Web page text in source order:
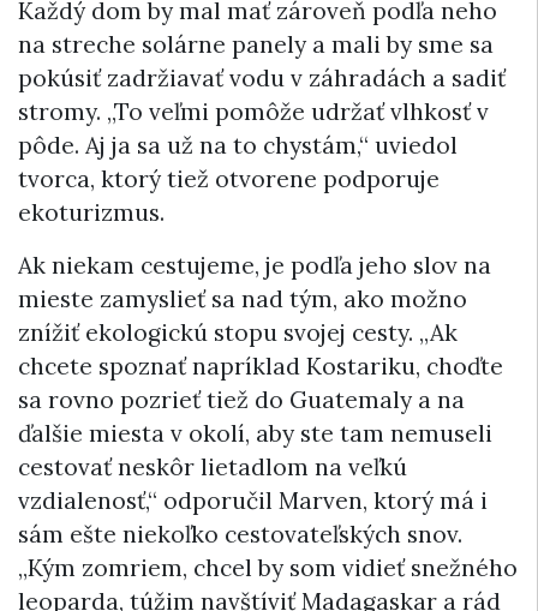
Každý dom by mal mať zároveň podľa neho
na streche solárne panely a mali by sme sa
pokúsiť zadržiavať vodu v záhradách a sadiť
stromy. „To veľmi pomôže udržať vlhkosť v
pôde. Aj ja sa už na to chystám,“ uviedol
tvorca, ktorý tiež otvorene podporuje
ekoturizmus.
Ak niekam cestujeme, je podľa jeho slov na
mieste zamyslieť sa nad tým, ako možno
znížiť ekologickú stopu svojej cesty. „Ak
chcete spoznať napríklad Kostariku, choďte
sa rovno pozrieť tiež do Guatemaly a na
ďalšie miesta v okolí, aby ste tam nemuseli
cestovať neskôr lietadlom na veľkú
vzdialenosť,“ odporučil Marven, ktorý má i
sám ešte niekoľko cestovateľských snov.
„Kým zomriem, chcel by som vidieť snežného
leoparda, túžim navštíviť Madagaskar a rád